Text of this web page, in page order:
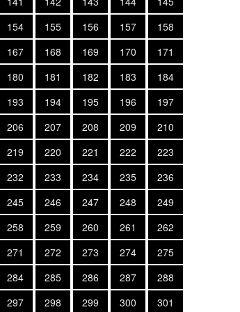
154 155 156 157
158
167 168 169 170
171
180 181 182 183
184
193 194 195 196
197
206 207 208 209
210
219 220 221 222
223
232 233 234 235
236
245 246 247 248
249
258 259 260 261
262
271 272 273 274
275
284 285 286 287
288
297 298 299 300 301